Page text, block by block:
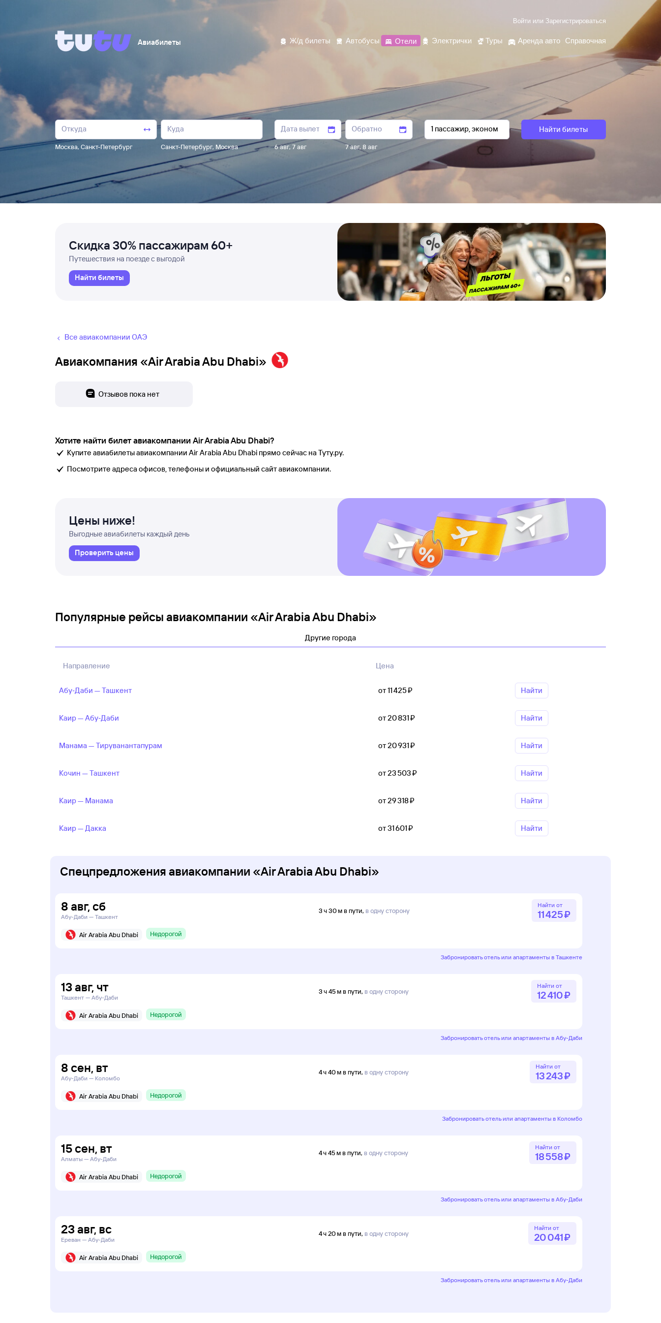
Войти или Зарегистрироваться
Авиабилеты Ж/д билеты Автобусы Отели Электрички Туры Аренда авто Справочная
Москва, Санкт-Петербург Санкт-Петербург, Москва 6 авг, 7 авг 7 авг,8 авг
Найти билеты
Скидка 30% пассажирам 60+
Путешествия на поезде с выгодой
Найти билеты
Все авиакомпании ОАЭ
Авиакомпания «Air Arabia Abu Dhabi»
Отзывов пока нет
Хотите найти билет авиакомпании Air Arabia Abu Dhabi?
Купите авиабилеты авиакомпании Air Arabia Abu Dhabi прямо сейчас на Туту.ру.
Посмотрите адреса офисов, телефоны и официальный сайт авиакомпании.
Цены ниже!
Выгодные авиабилеты каждый день
Проверить цены
Популярные рейсы авиакомпании «Air Arabia Abu Dhabi»
Другие города
Направление Цена
Абу‑Даби — Ташкент от 11 ⁠425 ⁠₽ Найти
Каир — Абу‑Даби от 20 ⁠831 ⁠₽ Найти
Манама — Тируванантапурам от 20 ⁠931 ⁠₽ Найти
Кочин — Ташкент от 23 ⁠503 ⁠₽ Найти
Каир — Манама от 29 ⁠318 ⁠₽ Найти
Каир — Дакка от 31 ⁠601 ⁠₽ Найти
Спецпредложения авиакомпании «Air Arabia Abu Dhabi»
8 авг, сб
Абу-Даби — Ташкент
3 ч 30 м в пути, в одну сторону
Air Arabia Abu Dhabi Недорогой
Найти от
11 ⁠425 ⁠₽
Забронировать отель или апартаменты в Ташкенте
13 авг, чт
Ташкент — Абу-Даби
3 ч 45 м в пути, в одну сторону
Air Arabia Abu Dhabi Недорогой
Найти от
12 ⁠410 ⁠₽
Забронировать отель или апартаменты в Абу-Даби
8 сен, вт
Абу-Даби — Коломбо
4 ч 40 м в пути, в одну сторону
Air Arabia Abu Dhabi Недорогой
Найти от
13 ⁠243 ⁠₽
Забронировать отель или апартаменты в Коломбо
15 сен, вт
Алматы — Абу-Даби
4 ч 45 м в пути, в одну сторону
Air Arabia Abu Dhabi Недорогой
Найти от
18 ⁠558 ⁠₽
Забронировать отель или апартаменты в Абу-Даби
23 авг, вс
Ереван — Абу-Даби
4 ч 20 м в пути, в одну сторону
Air Arabia Abu Dhabi Недорогой
Найти от
20 ⁠041 ⁠₽
Забронировать отель или апартаменты в Абу-Даби